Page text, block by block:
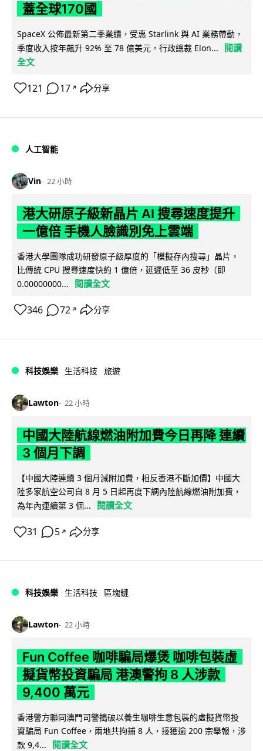
蓋全球170國
SpaceX 公佈最新第二季業績，受惠 Starlink 與 AI 業務帶動，
季度收入按年飆升 92% 至 78 億美元。行政總裁 Elon...
閱讀
全文
121 17 ↗ 分享
人工智能
Vin 22 小時
港大研原子級新晶片 AI 搜尋速度提升
一億倍 手機人臉識別免上雲端
香港大學團隊成功研發原子級厚度的「模擬存內搜尋」晶片，
比傳統 CPU 搜尋速度快約 1 億倍，延遲低至 36 皮秒（即
0.00000000...
閱讀全文
346 72 ↗ 分享
科技娛樂 生活科技 旅遊
Lawton 22 小時
中國大陸航線燃油附加費今日再降 連續
3 個月下調
【中國大陸連續 3 個月減附加費，相反香港不斷加價】中國大
陸多家航空公司自 8 月 5 日起再度下調內陸航線燃油附加費，
為年內連續第 3 個...
閱讀全文
31 5 ↗ 分享
科技娛樂 生活科技 區塊鏈
Lawton 22 小時
Fun Coffee 咖啡騙局爆煲 咖啡包裝虛
擬貨幣投資騙局 港澳警拘 8 人涉款
9,400 萬元
香港警方聯同澳門司警搗破以養生咖啡生意包裝的虛擬貨幣投
資騙局 Fun Coffee，兩地共拘捕 8 人，接獲逾 200 宗舉報，涉
款 9,4...
閱讀全文